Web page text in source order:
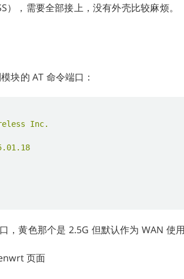
），需要全部接上，没有外壳比较麻烦。
块的 AT 命令端口：
Inc.
，黄色那个是 2.5G 但默认作为 WAN 使用
页面